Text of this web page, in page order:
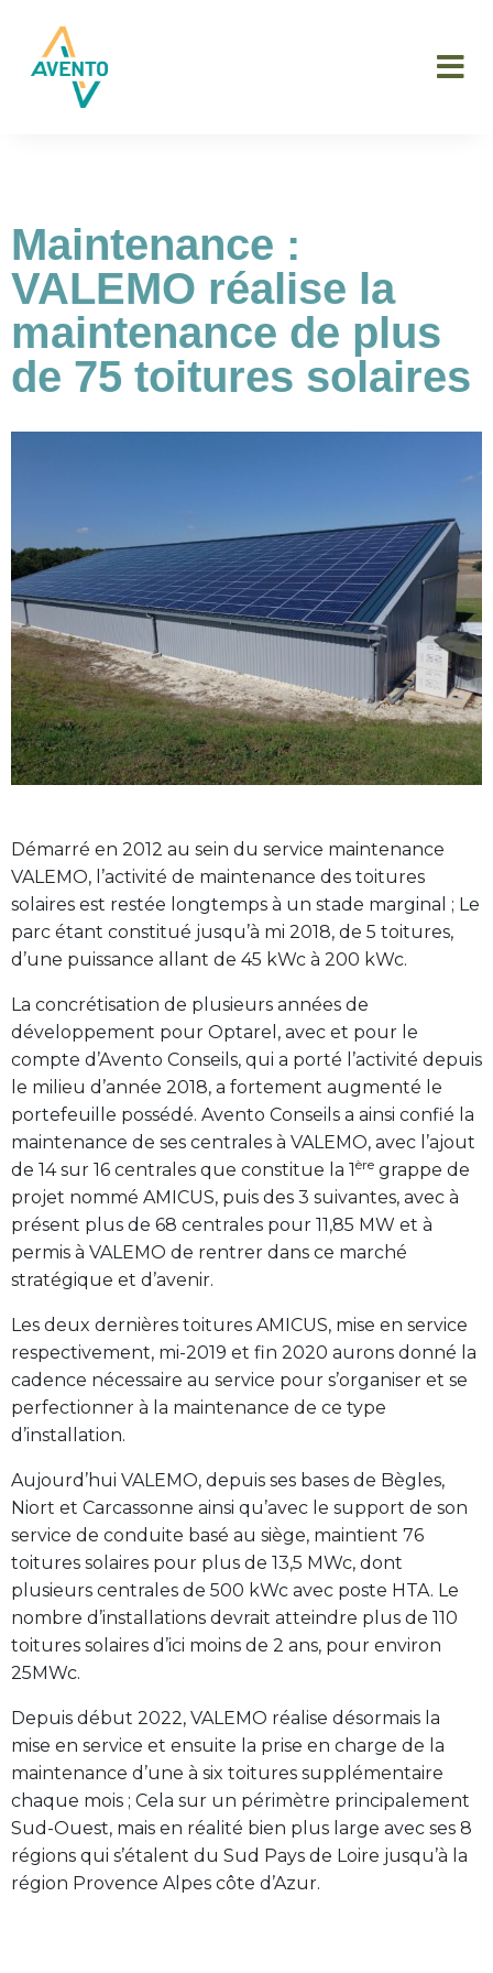
Maintenance :
VALEMO réalise la
maintenance de plus
de 75 toitures solaires
Démarré en 2012 au sein du service maintenance
VALEMO, l’activité de maintenance des toitures
solaires est restée longtemps à un stade marginal ; Le
parc étant constitué jusqu’à mi 2018, de 5 toitures,
d’une puissance allant de 45 kWc à 200 kWc.
La concrétisation de plusieurs années de
développement pour Optarel, avec et pour le
compte d’Avento Conseils, qui a porté l’activité depuis
le milieu d’année 2018, a fortement augmenté le
portefeuille possédé. Avento Conseils a ainsi confié la
maintenance de ses centrales à VALEMO, avec l’ajout
de 14 sur 16 centrales que constitue la 1ère grappe de
projet nommé AMICUS, puis des 3 suivantes, avec à
présent plus de 68 centrales pour 11,85 MW et à
permis à VALEMO de rentrer dans ce marché
stratégique et d’avenir.
Les deux dernières toitures AMICUS, mise en service
respectivement, mi-2019 et fin 2020 aurons donné la
cadence nécessaire au service pour s’organiser et se
perfectionner à la maintenance de ce type
d’installation.
Aujourd’hui VALEMO, depuis ses bases de Bègles,
Niort et Carcassonne ainsi qu’avec le support de son
service de conduite basé au siège, maintient 76
toitures solaires pour plus de 13,5 MWc, dont
plusieurs centrales de 500 kWc avec poste HTA. Le
nombre d’installations devrait atteindre plus de 110
toitures solaires d’ici moins de 2 ans, pour environ
25MWc.
Depuis début 2022, VALEMO réalise désormais la
mise en service et ensuite la prise en charge de la
maintenance d’une à six toitures supplémentaire
chaque mois ; Cela sur un périmètre principalement
Sud-Ouest, mais en réalité bien plus large avec ses 8
régions qui s’étalent du Sud Pays de Loire jusqu’à la
région Provence Alpes côte d’Azur.